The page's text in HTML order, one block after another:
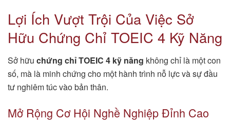
Lợi Ích Vượt Trội Của Việc Sở
Hữu Chứng Chỉ TOEIC 4 Kỹ Năng
Sở hữu chứng chỉ TOEIC 4 kỹ năng không chỉ là một con
số, mà là minh chứng cho một hành trình nỗ lực và sự đầu
tư nghiêm túc vào bản thân.
Mở Rộng Cơ Hội Nghề Nghiệp Đỉnh Cao